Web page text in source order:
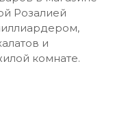
Розалией
и
комнате.